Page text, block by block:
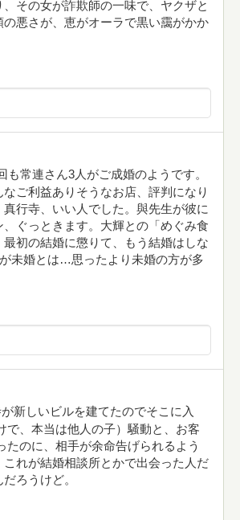
その女が詐欺師の一味で、ヤクザと
悪さが、恵がオーラで黒い靄がかか
常連さん3人がご成婚のようです。
ご利益ありそうなお店、評判になり
行寺、いい人でした。與先生が彼に
ぐっときます。大輝との「めぐみ食
初の結婚に懲りて、もう結婚はしな
未婚とは…思ったより未婚の方が多
新しいビルを建てたのでそこに入
で、本当は他人の子）騒動と、お客
のに、相手が余命告げられるよう
れが結婚相談所とかで出会った人だ
ろうけど。